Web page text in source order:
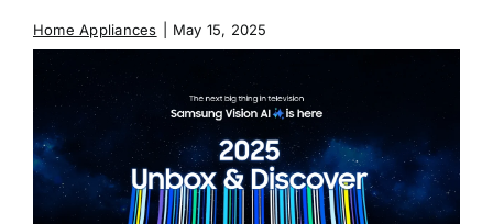
Home Appliances May 15, 2025